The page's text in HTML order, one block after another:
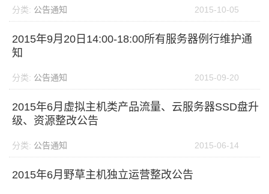
分类: 公告通知 2015-10-05
2015年9月20日14:00-18:00所有服务器例行维护通
知
分类: 公告通知 2015-09-20
2015年6月虚拟主机类产品流量、云服务器SSD盘升
级、资源整改公告
分类: 公告通知 2015-06-14
2015年6月野草主机独立运营整改公告